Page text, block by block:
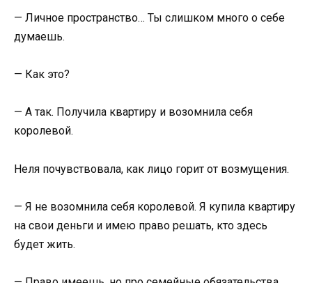
— Личное пространство… Ты слишком много о себе
думаешь.
— Как это?
— А так. Получила квартиру и возомнила себя
королевой.
Неля почувствовала, как лицо горит от возмущения.
— Я не возомнила себя королевой. Я купила квартиру
на свои деньги и имею право решать, кто здесь
будет жить.